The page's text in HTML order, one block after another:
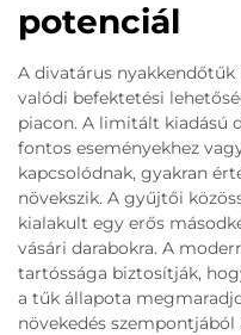
potenciál
A divatárus
valódi befektetési
piacon. A limitált kiadású
fontos eseményekhez
kapcsolódnak, gyakran
növekszik. A gyűjtői
kialakult egy erős
vásári darabokra. A
tartóssága biztosítják,
a tűk állapota
növekedés